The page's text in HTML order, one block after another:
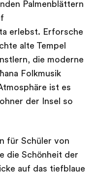
Palmenblättern
erlebst. Erforsche
alte Tempel
die moderne
Folkmusik
ist es
der Insel so
für Schüler von
die Schönheit der
auf das tiefblaue